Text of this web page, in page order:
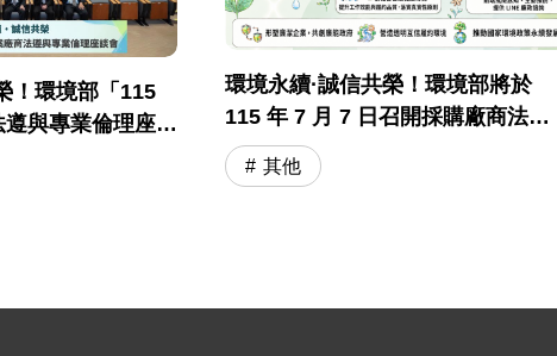
！環境部「115
與專業倫理座談
環境永續·誠信共榮！環境部將於
115 年 7 月 7 日召開採購廠商法遵
與專業倫理座談會
其他